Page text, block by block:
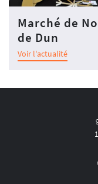
POUR PROFESSIONNELS
ART D'ECO
AVIS
Marché de
de Dun
Voir l'actualité